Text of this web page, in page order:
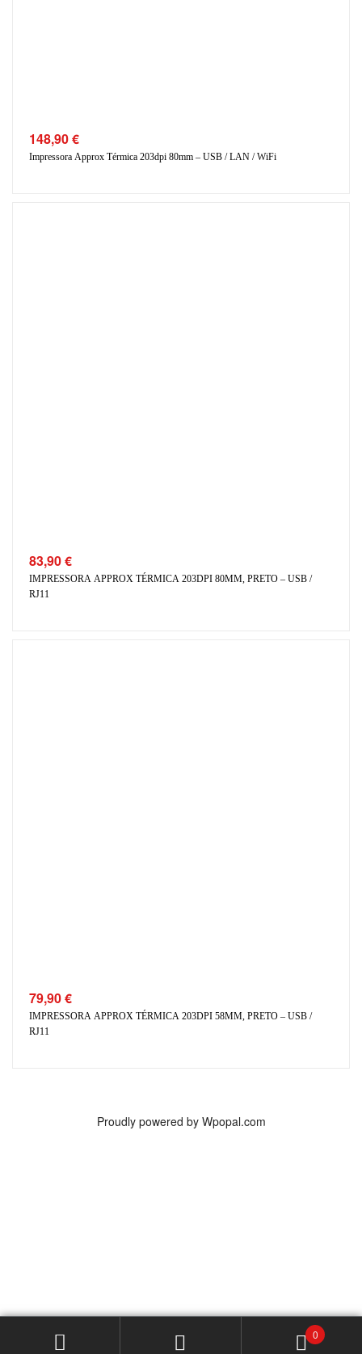
148,90€
Impressora Approx Térmica 203dpi 80mm – USB / LAN / WiFi
83,90€
IMPRESSORA APPROX TÉRMICA 203DPI 80MM, PRETO – USB /
RJ11
79,90€
IMPRESSORA APPROX TÉRMICA 203DPI 58MM, PRETO – USB /
RJ11
Proudly powered by Wpopal.com
0